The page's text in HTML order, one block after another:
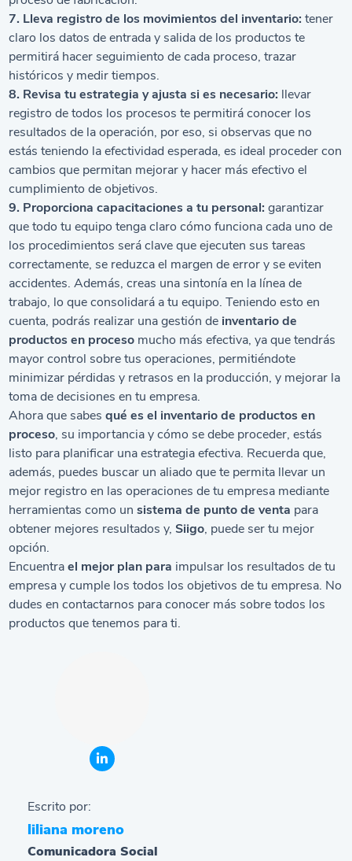
7. Lleva registro de los movimientos del inventario: tener
claro los datos de entrada y salida de los productos te
permitirá hacer seguimiento de cada proceso, trazar
históricos y medir tiempos.
8. Revisa tu estrategia y ajusta si es necesario: llevar
registro de todos los procesos te permitirá conocer los
resultados de la operación, por eso, si observas que no
estás teniendo la efectividad esperada, es ideal proceder con
cambios que permitan mejorar y hacer más efectivo el
cumplimiento de objetivos.
9. Proporciona capacitaciones a tu personal: garantizar
que todo tu equipo tenga claro cómo funciona cada uno de
los procedimientos será clave que ejecuten sus tareas
correctamente, se reduzca el margen de error y se eviten
accidentes. Además, creas una sintonía en la línea de
trabajo, lo que consolidará a tu equipo. Teniendo esto en
cuenta, podrás realizar una gestión de inventario de
productos en proceso mucho más efectiva, ya que tendrás
mayor control sobre tus operaciones, permitiéndote
minimizar pérdidas y retrasos en la producción, y mejorar la
toma de decisiones en tu empresa.
Ahora que sabesqué es el inventario de productos en
proceso, su importancia y cómo se debe proceder, estás
listo para planificar una estrategia efectiva. Recuerda que,
además, puedes buscar un aliado que te permita llevar un
mejor registro en las operaciones de tu empresa mediante
herramientas como unsistema de punto de venta para
obtener mejores resultados y,Siigo, puede ser tu mejor
opción.
Encuentrael mejor plan para impulsar los resultados de tu
empresa y cumple los todos los objetivos de tu empresa. No
dudes en contactarnos para conocer más sobre todos los
productos que tenemos para ti.
Escrito por:
liliana moreno
Comunicadora Social